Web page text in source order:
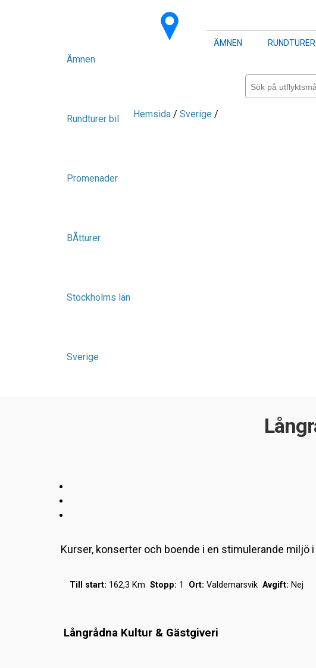
Ämnen
Rundturer bil
Promenader
BÅtturer
Stockholms län
Sverige
ÄMNEN
Hemsida / Sverige /
Kurser, konserter och boende i en stimulerande
Till start: 162,3 Km Stopp: 1 Ort: Valdemarsvik Avgift: Nej
Långrådna Kultur & Gästgiveri